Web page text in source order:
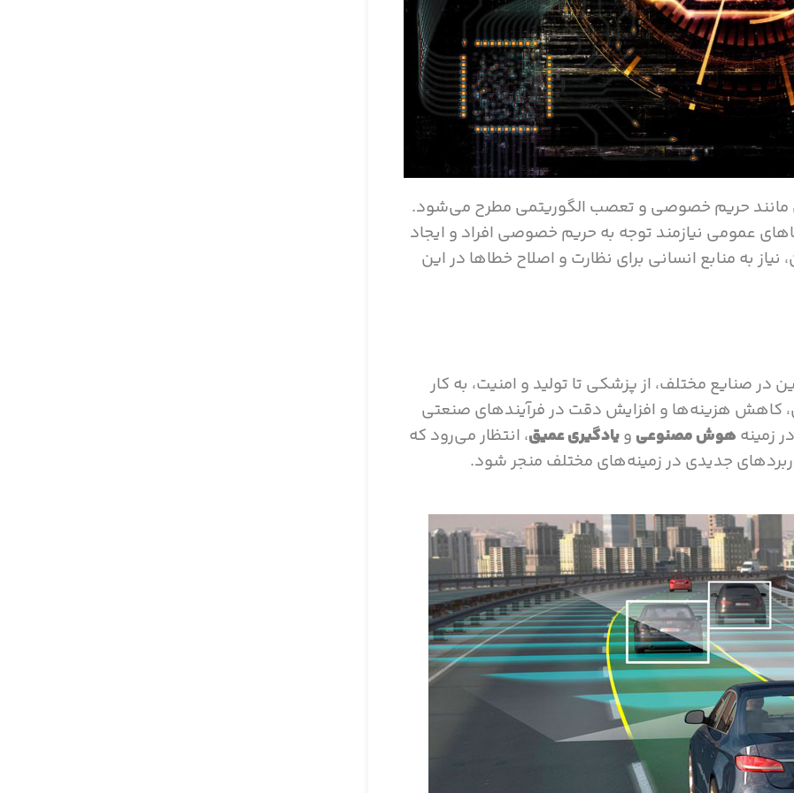
مانند حریم خصوصی و تعصب الگوریتمی مطرح می‌شود.
عمومی نیازمند توجه به حریم خصوصی افراد و ایجاد
به منابع انسانی برای نظارت و اصلاح خطاها در این
در صنایع مختلف، از پزشکی تا تولید و امنیت، به کار
کاهش هزینه‌ها و افزایش دقت در فرآیندهای صنعتی
زمینه هوش مصنوعی ویادگیری عمیق، انتظار می‌رود که
جدیدی در زمینه‌های مختلف منجر شود.